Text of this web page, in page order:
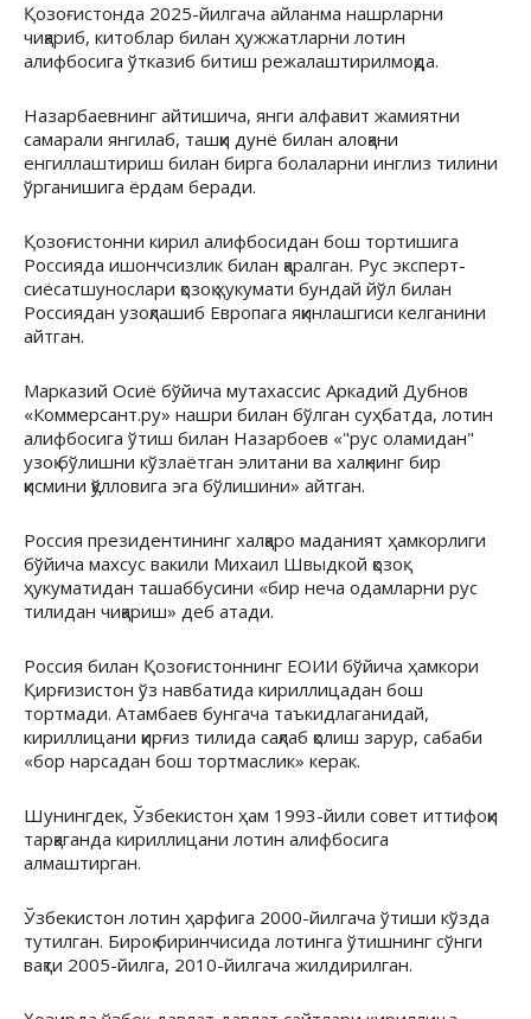
Қозоғистонда 2025-йилгача айланма нашрларни
чиқариб, китоблар билан ҳужжатларни лотин
алифбосига ўтказиб битиш режалаштирилмоқда.
Назарбаевнинг айтишича, янги алфавит жамиятни
самарали янгилаб, ташқи дунё билан алоқани
енгиллаштириш билан бирга болаларни инглиз тилини
ўрганишига ёрдам беради.
Қозоғистонни кирил алифбосидан бош тортишига
Россияда ишончсизлик билан қаралган. Рус эксперт-
сиёсатшунослари қозоқ ҳукумати бундай йўл билан
Россиядан узоқлашиб Европага яқинлашгиси келганини
айтган.
Марказий Осиё бўйича мутахассис Аркадий Дубнов
«Коммерсант.ру» нашри билан бўлган суҳбатда, лотин
алифбосига ўтиш билан Назарбоев «"рус оламидан"
узоқ бўлишни кўзлаётган элитани ва халқнинг бир
қисмини қўлловига эга бўлишини» айтган.
Россия президентининг халқаро маданият ҳамкорлиги
бўйича махсус вакили Михаил Швыдкой қозоқ
ҳукуматидан ташаббусини «бир неча одамларни рус
тилидан чиқариш» деб атади.
Россия билан Қозоғистоннинг ЕОИИ бўйича ҳамкори
Қирғизистон ўз навбатида кириллицадан бош
тортмади. Атамбаев бунгача таъкидлаганидай,
кириллицани қирғиз тилида сақлаб қолиш зарур, сабаби
«бор нарсадан бош тортмаслик» керак.
Шунингдек, Ўзбекистон ҳам 1993-йили совет иттифоқи
тарқаганда кириллицани лотин алифбосига
алмаштирган.
Ўзбекистон лотин ҳарфига 2000-йилгача ўтиши кўзда
тутилган. Бироқ биринчисида лотинга ўтишнинг сўнги
вақти 2005-йилга, 2010-йилгача жилдирилган.